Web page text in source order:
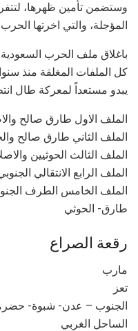
وستضمن تأمين ظهرها،
المؤجلة، والتي اخرتها
باغلاق ملف الحرب
يبدو مستعداً لمعركة طال
الملف الاول طارق صالح
الملف الثاني طارق صالح
الملف الثالث الحوثيين
الملف الرابع الانتقالي
الملف الخامس الطرف
طارق- الحوثي
رقعة الصراع
مارب
تعز
الجنوب – عدن- شبوة-
الساحل الغربي